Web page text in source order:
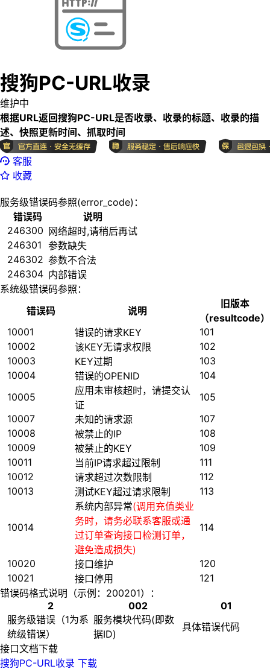
搜狗PC-URL收录
维护中
根据URL返回搜狗PC-URL是否收录、收录的标题、收录的描
述、快照更新时间、抓取时间
客服
收藏
服务级错误码参照(error_code)：
错误码
说明
246300 网络超时,请稍后再试
246301 参数缺失
246302 参数不合法
246304 内部错误
系统级错误码参照：
错误码
说明
旧版本
（resultcode）
10001
错误的请求KEY
101
10002
该KEY无请求权限
102
10003
KEY过期
103
10004
错误的OPENID
104
10005
应用未审核超时，请提交认
证
105
10007
未知的请求源
107
10008
被禁止的IP
108
10009
被禁止的KEY
109
10011
当前IP请求超过限制
111
10012
请求超过次数限制
112
10013
测试KEY超过请求限制 113
10014
系统内部异常(调用充值类业
务时，请务必联系客服或通
过订单查询接口检测订单，
避免造成损失)
114
10020 接口维护
120
10021
接口停用
121
错误码格式说明（示例：200201）：
2
002
01
服务级错误（1为系
统级错误）
服务模块代码(即数
据ID)
具体错误代码
接口文档下载
搜狗PC-URL收录 下载